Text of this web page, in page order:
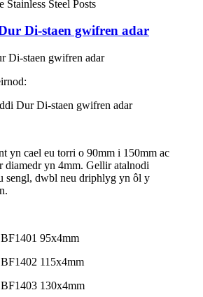
Di-staen gwifren adar
Di-staen gwifren adar
Dur Di-staen gwifren adar
yn cael eu torri o 90mm i 150mm ac
diamedr yn 4mm. Gellir atalnodi
sengl, dwbl neu driphlyg yn ôl y
95x4mm
115x4mm
130x4mm